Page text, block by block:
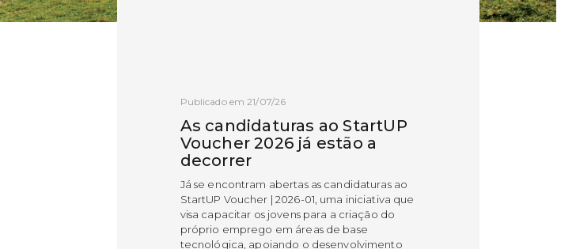
Publicado em 21/07/26
As candidaturas ao StartUP
Voucher 2026 já estão a
decorrer
Já se encontram abertas as candidaturas ao
StartUP Voucher | 2026-01, uma iniciativa que
visa capacitar os jovens para a criação do
próprio emprego em áreas de base
tecnológica, apoiando o desenvolvimento